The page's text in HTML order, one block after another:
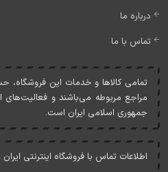
درباره ما
تماس با ما
تمامی کالاها و خدمات اين فروشگاه،
مراجع مربوطه می‌باشند و فعاليت‌های
جمهوری اسلامی ايران است.
اطلاعات تماس با فروشگاه اینترنتی